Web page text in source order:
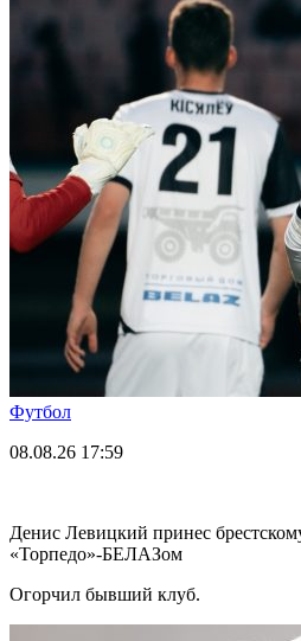
Футбол
08.08.26 17:59
Денис Левицкий принес
«Торпедо»-БЕЛАЗом
Огорчил бывший клуб.